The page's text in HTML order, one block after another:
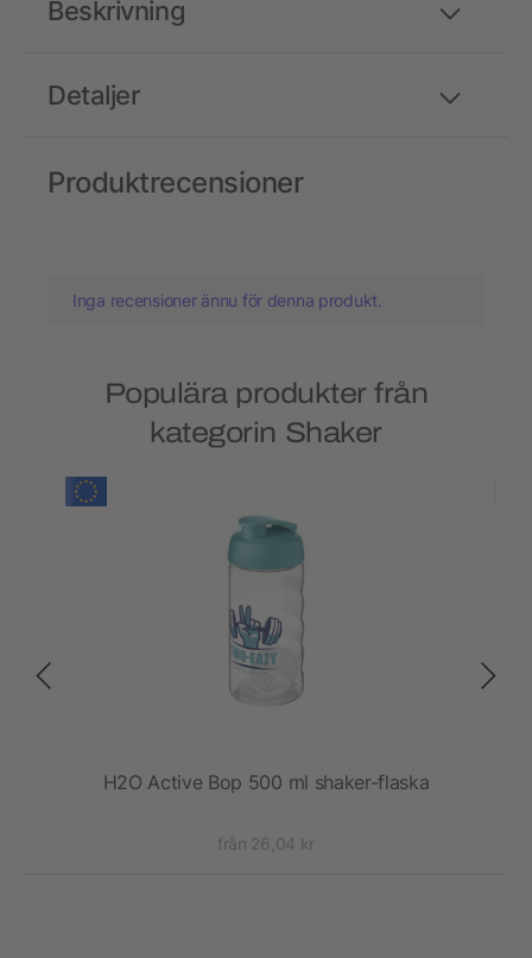
Detaljer
Beskrivning
Produktrecensioner
Inga recensioner ännu för denna produkt.
Populära produkter från
kategorin Shaker
H2O Active Bop 500 ml shaker-flaska
från 26,04 kr